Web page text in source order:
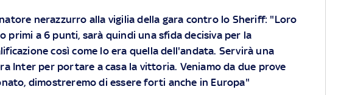
nerazzurro alla vigilia della gara contro lo Sheriff: "Loro
primi a 6 punti, sarà quindi una sfida decisiva per la
così come lo era quella dell'andata. Servirà una
Inter per portare a casa la vittoria. Veniamo da due prove
dimostreremo di essere forti anche in Europa"